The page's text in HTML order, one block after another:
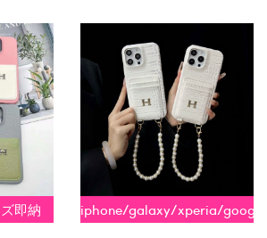
即納
iphone/galaxy/xperia/google